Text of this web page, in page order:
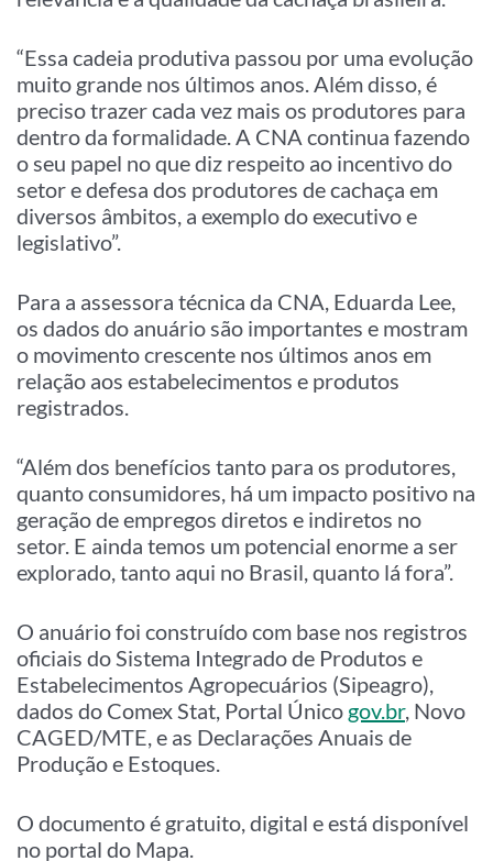
“Essa cadeia produtiva passou por uma evolução
muito grande nos últimos anos. Além disso, é
preciso trazer cada vez mais os produtores para
dentro da formalidade. A CNA continua fazendo
o seu papel no que diz respeito ao incentivo do
setor e defesa dos produtores de cachaça em
diversos âmbitos, a exemplo do executivo e
legislativo”.
Para a assessora técnica da CNA, Eduarda Lee,
os dados do anuário são importantes e mostram
o movimento crescente nos últimos anos em
relação aos estabelecimentos e produtos
registrados.
“Além dos benefícios tanto para os produtores,
quanto consumidores, há um impacto positivo na
geração de empregos diretos e indiretos no
setor. E ainda temos um potencial enorme a ser
explorado, tanto aqui no Brasil, quanto lá fora”.
O anuário foi construído com base nos registros
oficiais do Sistema Integrado de Produtos e
Estabelecimentos Agropecuários (Sipeagro),
dados do Comex Stat, Portal Único gov.br, Novo
CAGED/MTE, e as Declarações Anuais de
Produção e Estoques.
O documento é gratuito, digital e está disponível
no portal do Mapa.